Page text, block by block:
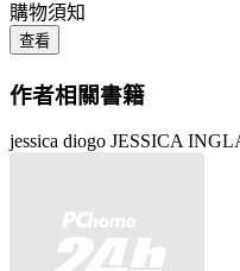
購物須知
查看
作者相關書籍
jessica diogo JESSICA